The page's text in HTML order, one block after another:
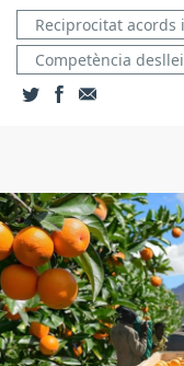
Reciprocitat acords
Competència